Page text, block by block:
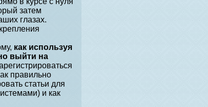
затем
глазах.
как используя
выйти на
правильно
статьи для
и как